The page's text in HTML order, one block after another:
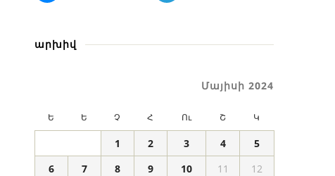
արխիվ
Մայիսի 2024
Ե Ե Չ Հ Ու Շ Կ
1 2 3 4
5
6
7 8 9 10 11
12